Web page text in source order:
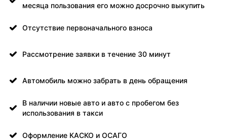
месяца пользования его можно досрочно выкупить
Отсутствие первоначального взноса
Рассмотрение заявки в течение 30 минут
Автомобиль можно забрать в день обращения
В наличии новые авто и авто с пробегом без
использования в такси
Оформление КАСКО и ОСАГО